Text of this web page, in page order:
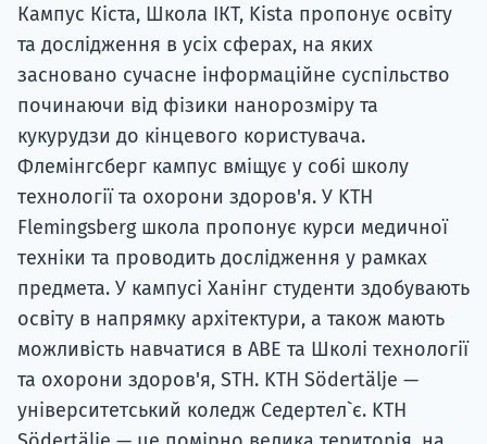
Кампус Кіста, Школа ІКТ, Kista пропонує освіту
та дослідження в усіх сферах, на яких
засновано сучасне інформаційне суспільство
починаючи від фізики нанорозміру та
кукурудзи до кінцевого користувача.
Флемінгсберг кампус вміщує у собі школу
технології та охорони здоров'я. У KTH
Flemingsberg школа пропонує курси медичної
техніки та проводить дослідження у рамках
предмета. У кампусі Ханінг студенти здобувають
освіту в напрямку архітектури, а також мають
можливість навчатися в ABE та Школі технології
та охорони здоров'я, STH. KTH Södertälje —
університетський коледж Седертел`є. KTH